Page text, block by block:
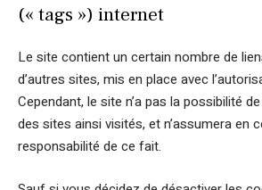
(« tags ») internet
Le site contient un certain nombre de
d’autres sites, mis en place avec
Cependant, le site n’a pas la possibilité
des sites ainsi visités, et n’assumera en
responsabilité de ce fait.